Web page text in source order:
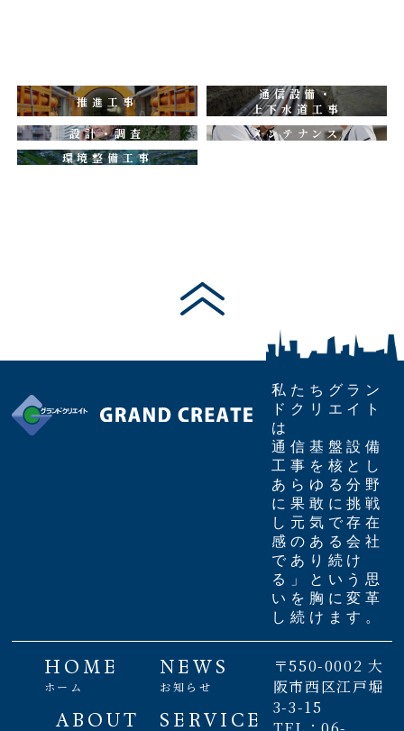
推進工事
通信設備・
上下水道工事
設計・調査
メンテナンス
環境整備工事
私たちグラン
ドクリエイト
は
通信基盤設備
工事を核とし
あらゆる分野
に果敢に挑戦
し元気で存在
感のある会社
であり続け
る」という思
いを胸に変革
し続けます。
HOME
ホーム
NEWS
お知らせ
ABOUT SERVICE
〒550-0002 大
阪市西区江戸堀
3-3-15